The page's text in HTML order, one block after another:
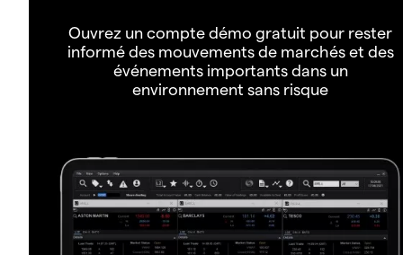
Ouvrez un compte démo gratuit pour rester
informé des mouvements de marchés et des
événements importants dans un
environnement sans risque